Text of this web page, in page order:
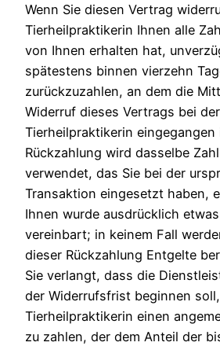
Wenn Sie diesen Vertrag
Tierheilpraktikerin Ihnen alle
von Ihnen erhalten hat,
spätestens binnen vierzehn
zurückzuzahlen, an dem die
Widerruf dieses Vertrags bei der
Tierheilpraktikerin eingegangen
Rückzahlung wird dasselbe
verwendet, das Sie bei der
Transaktion eingesetzt haben,
Ihnen wurde ausdrücklich
vereinbart; in keinem Fall
dieser Rückzahlung Entgelte
Sie verlangt, dass die
der Widerrufsfrist beginnen
Tierheilpraktikerin einen
zu zahlen, der dem Anteil der